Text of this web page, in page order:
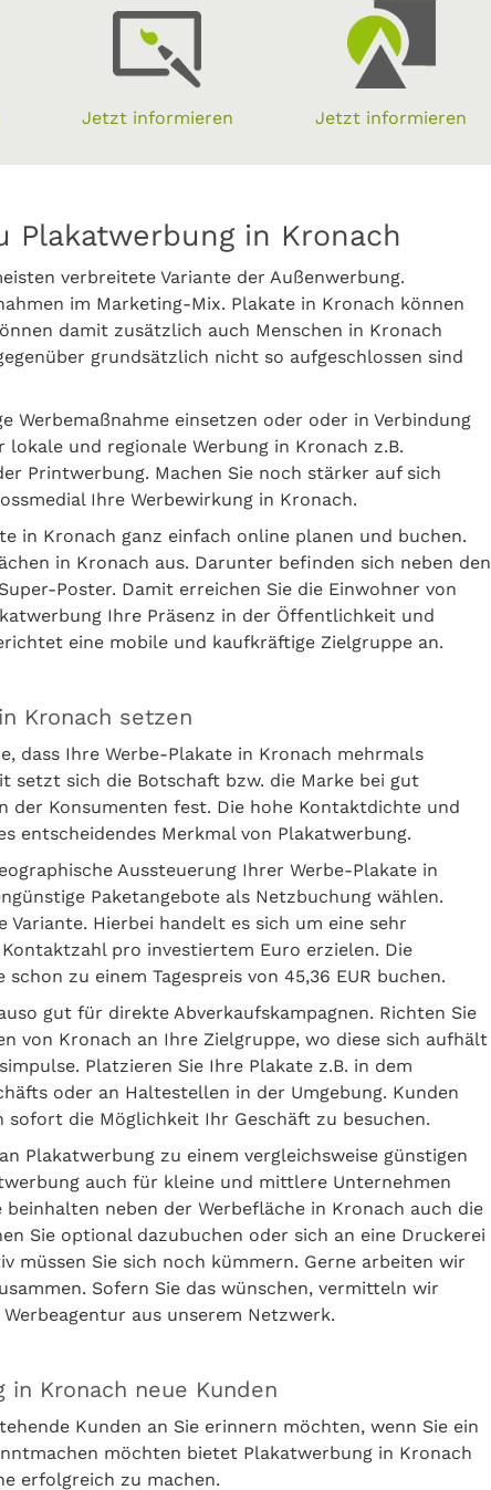
Jetzt informieren Jetzt informieren
in Kronach
verbreitete Variante der Außenwerbung.
im Marketing-Mix. Plakate in Kronach können
damit zusätzlich auch Menschen in Kronach
grundsätzlich nicht so aufgeschlossen sind
Werbemaßnahme einsetzen oder oder in Verbindung
und regionale Werbung in Kronach z.B.
Printwerbung. Machen Sie noch stärker auf sich
Ihre Werbewirkung in Kronach.
in Kronach ganz einfach online planen und buchen.
in Kronach aus. Darunter befinden sich neben den
Poster. Damit erreichen Sie die Einwohner von
Ihre Präsenz in der Öffentlichkeit und
eine mobile und kaufkräftige Zielgruppe an.
Kronach setzen
dass Ihre Werbe-Plakate in Kronach mehrmals
setzt sich die Botschaft bzw. die Marke bei gut
der Konsumenten fest. Die hohe Kontaktdichte und
entscheidendes Merkmal von Plakatwerbung.
Aussteuerung Ihrer Werbe-Plakate in
Paketangebote als Netzbuchung wählen.
Hierbei handelt es sich um eine sehr
pro investiertem Euro erzielen. Die
zu einem Tagespreis von 45,36 EUR buchen.
gut für direkte Abverkaufskampagnen. Richten Sie
von Kronach an Ihre Zielgruppe, wo diese sich aufhält
Platzieren Sie Ihre Plakate z.B. in dem
oder an Haltestellen in der Umgebung. Kunden
die Möglichkeit Ihr Geschäft zu besuchen.
Plakatwerbung zu einem vergleichsweise günstigen
auch für kleine und mittlere Unternehmen
neben der Werbefläche in Kronach auch die
Sie optional dazubuchen oder sich an eine Druckerei
müssen Sie sich noch kümmern. Gerne arbeiten wir
Sofern Sie das wünschen, vermitteln wir
aus unserem Netzwerk.
in Kronach neue Kunden
Kunden an Sie erinnern möchten, wenn Sie ein
möchten bietet Plakatwerbung in Kronach
erfolgreich zu machen.